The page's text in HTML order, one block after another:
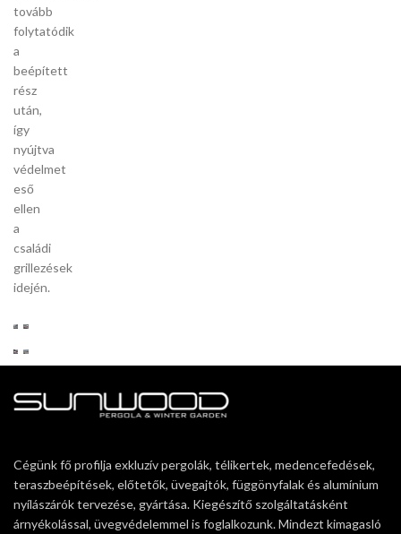
tovább
folytatódik
a
beépített
rész
után,
így
nyújtva
védelmet
eső
ellen
a
családi
grillezések
idején.
Cégünk fő profilja exkluzív pergolák, télikertek, medencefedések,
teraszbeépítések, előtetők, üvegajtók, függönyfalak és alumínium
nyílászárók tervezése, gyártása. Kiegészítő szolgáltatásként
árnyékolással, üvegvédelemmel is foglalkozunk. Mindezt kimagasló